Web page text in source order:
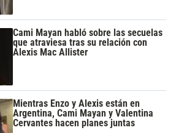
Cami Mayan habló sobre las secuelas
que atraviesa tras su relación con
Alexis Mac Allister
Mientras Enzo y Alexis están en
Argentina, Cami Mayan y Valentina
Cervantes hacen planes juntas